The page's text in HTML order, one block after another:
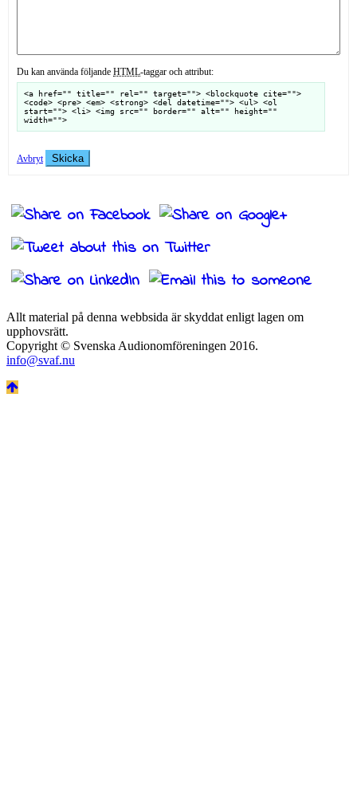
Du kan använda följande HTML-taggar och attribut:
<a href="" title="" rel="" target=""> <blockquote cite="">
<code> <pre> <em> <strong> <del datetime=""> <ul> <ol
start=""> <li> <img src="" border="" alt="" height=""
width="">
Avbryt Skicka
Allt material på denna webbsida är skyddat enligt lagen om
upphovsrätt.
Copyright © Svenska Audionomföreningen 2016.
info@svaf.nu